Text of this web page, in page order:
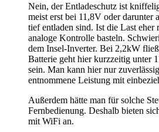
Nein, der Entladeschutz ist
meist erst bei 11,8V oder darunter
tief entladen sind. Ist die Last eher
analoge Kontrolle basteln.
dem Insel-Inverter. Bei 2,2kW
Batterie geht hier kurzzeitig unter
sein. Man kann hier nur
entnommene Leistung mit
Außerdem hätte man für solche
Fernbedienung. Deshalb bieten
mit WiFi an.